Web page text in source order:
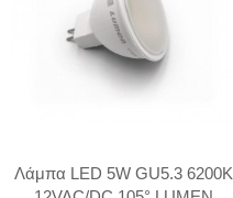
Λάμπα LED 5W GU5.3 6200Κ